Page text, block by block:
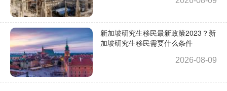
新加坡研究生移民最新政策2023？新
加坡研究生移民需要什么条件
2026-08-09